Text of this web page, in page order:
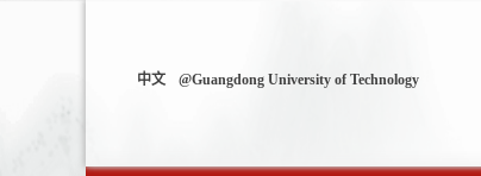
中文 @Guangdong University of Technology